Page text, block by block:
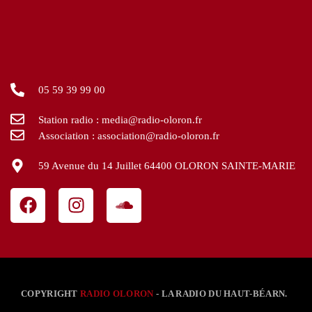
05 59 39 99 00
Station radio : media@radio-oloron.fr
Association : association@radio-oloron.fr
59 Avenue du 14 Juillet 64400 OLORON SAINTE-MARIE
COPYRIGHTRADIO OLORON - LA RADIO DU HAUT-BÉARN.